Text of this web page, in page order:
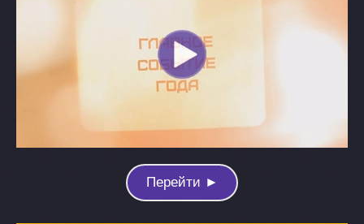
Перейти ►